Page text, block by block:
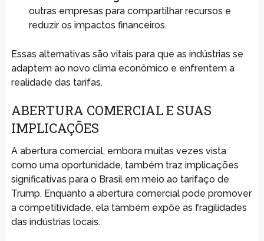
outras empresas para compartilhar recursos e
reduzir os impactos financeiros.
Essas alternativas são vitais para que as indústrias se
adaptem ao novo clima econômico e enfrentem a
realidade das tarifas.
ABERTURA COMERCIAL E SUAS
IMPLICAÇÕES
A abertura comercial, embora muitas vezes vista
como uma oportunidade, também traz implicações
significativas para o Brasil em meio ao tarifaço de
Trump. Enquanto a abertura comercial pode promover
a competitividade, ela também expõe as fragilidades
das indústrias locais.